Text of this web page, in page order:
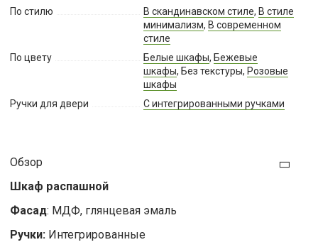
По стилю
В скандинавском стиле, В стиле
минимализм, В современном
стиле
По цвету
Белые шкафы, Бежевые
шкафы, Без текстуры, Розовые
шкафы
Ручки для двери
С интегрированными ручками
Обзор
Шкаф распашной
Фасад: МДФ, глянцевая эмаль
Ручки: Интегрированные